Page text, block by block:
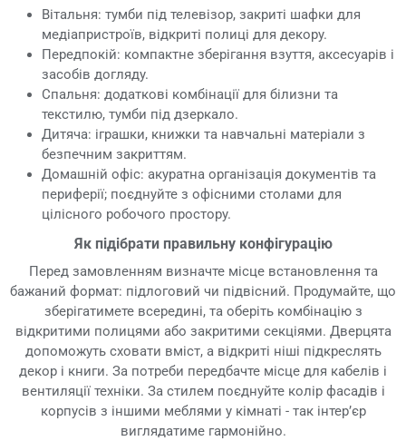
Вітальня: тумби під телевізор, закриті шафки для
медіапристроїв, відкриті полиці для декору.
Передпокій: компактне зберігання взуття, аксесуарів і
засобів догляду.
Спальня: додаткові комбінації для білизни та
текстилю, тумби під дзеркало.
Дитяча: іграшки, книжки та навчальні матеріали з
безпечним закриттям.
Домашній офіс: акуратна організація документів та
периферії; поєднуйте з офісними столами для
цілісного робочого простору.
Як підібрати правильну конфігурацію
Перед замовленням визначте місце встановлення та
бажаний формат: підлоговий чи підвісний. Продумайте, що
зберігатимете всередині, та оберіть комбінацію з
відкритими полицями або закритими секціями. Дверцята
допоможуть сховати вміст, а відкриті ніші підкреслять
декор і книги. За потреби передбачте місце для кабелів і
вентиляції техніки. За стилем поєднуйте колір фасадів і
корпусів з іншими меблями у кімнаті - так інтер’єр
виглядатиме гармонійно.